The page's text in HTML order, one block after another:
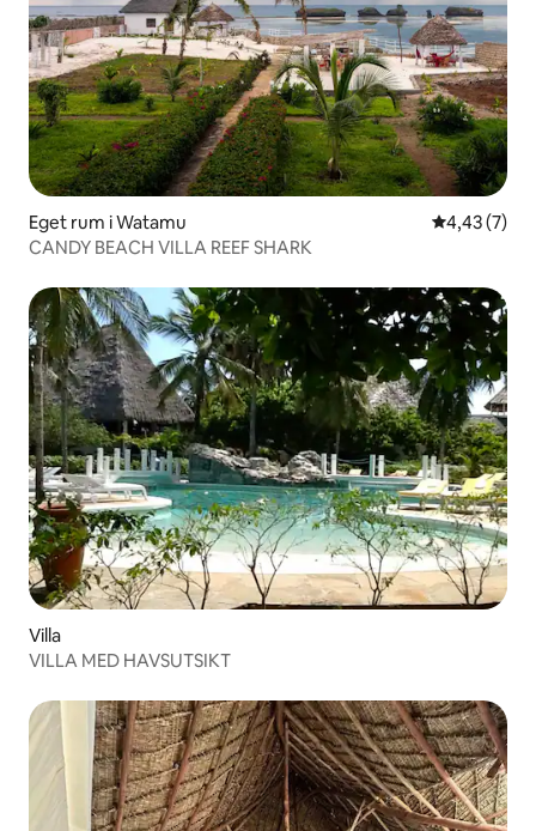
Eget rum i Watamu 4,43 av 5 i
4,43 (7)
CANDY BEACH VILLA REEF SHARK
Villa
VILLA MED HAVSUTSIKT